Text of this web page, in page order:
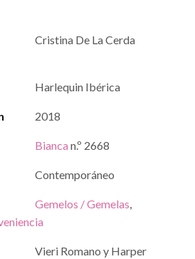
Cristina De La Cerda
Harlequin Ibérica
2018
Bianca n.º 2668
Contemporáneo
Gemelos / Gemelas,
Vieri Romano y Harper